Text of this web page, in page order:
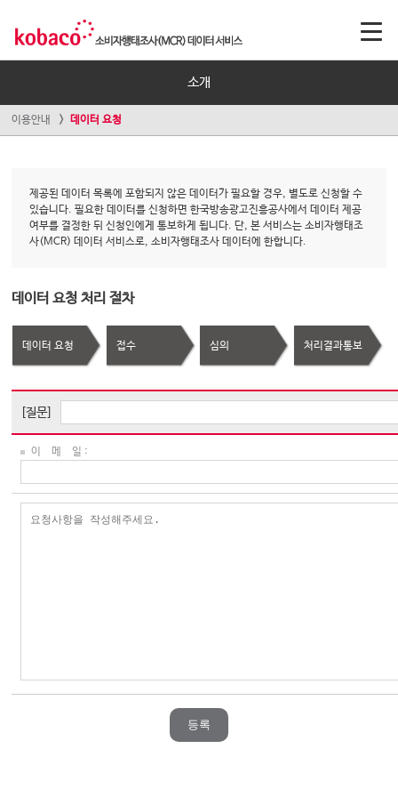
소개
이용안내 데이터 요청
제공된 데이터 목록에 포함되지 않은 데이터가 필요할 경우, 별도로 신청할 수
있습니다. 필요한 데이터를 신청하면 한국방송광고진흥공사에서 데이터 제공
여부를 결정한 뒤 신청인에게 통보하게 됩니다. 단, 본 서비스는 소비자행태조
사(MCR) 데이터 서비스로, 소비자행태조사 데이터에 한합니다.
데이터 요청 처리 절차
데이터 요청 접수 심의 처리결과통보
[질문]
이 메 일 :
등록